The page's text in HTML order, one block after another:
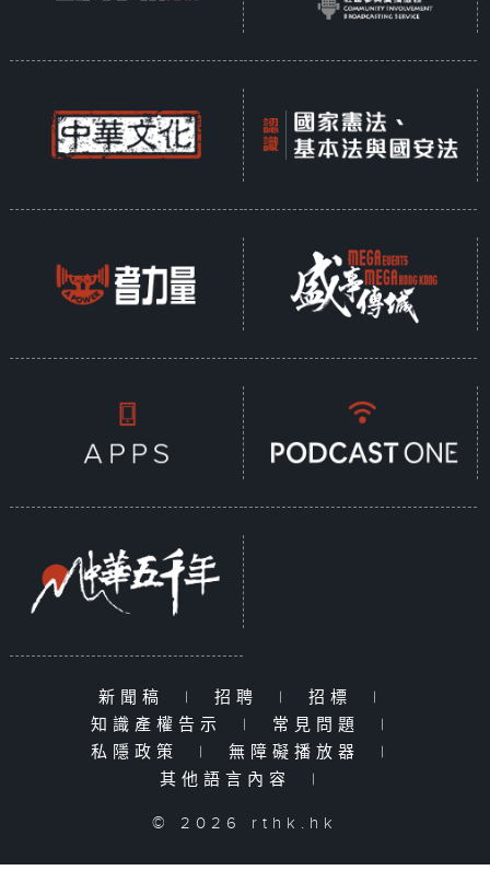
新聞稿 | 招聘 | 招標
|
知識產權告示
| 常見問題
|
私隱政策
| 無障礙播放器
|
其他語言內容
|
© 2026 rthk.hk